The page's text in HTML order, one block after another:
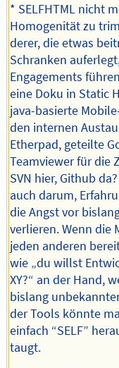
* SELFHTML nicht
Homogenität zu
derer, die etwas
Schranken
Engagements
eine Doku in Static
java-basierte
den internen
Etherpad, geteilte
Teamviewer für die
SVN hier, Github
auch darum,
die Angst vor
verlieren. Wenn
jeden anderen
wie „du willst
XY?“ an der Hand,
bislang
der Tools könnte
einfach “SELF”
taugt.